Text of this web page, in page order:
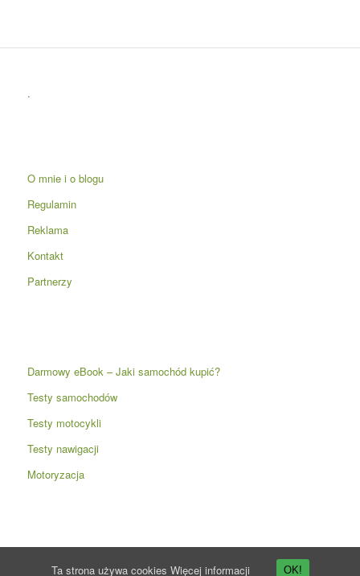
.
O mnie i o blogu
Regulamin
Reklama
Kontakt
Partnerzy
Darmowy eBook – Jaki samochód kupić?
Testy samochodów
Testy motocykli
Testy nawigacji
Motoryzacja
© Copyright -Przyspieszenie.pl
Ta strona używa cookies Więcej informacji OK!